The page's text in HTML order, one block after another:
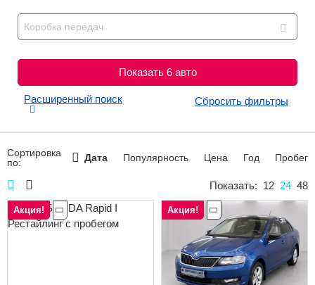
Коробка передач
Показать 6 авто
Расширенный поиск Сбросить фильтры
Сортировка
по:
Дата Популярность Цена Год Пробег
Показать: 12 24 48
Акция! Акция!